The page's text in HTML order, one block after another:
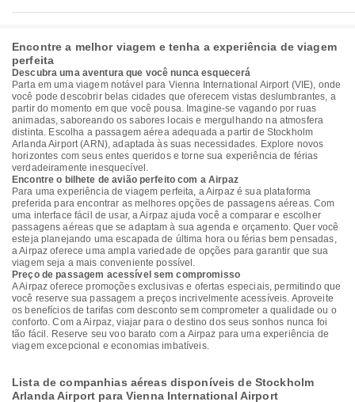
Encontre a melhor viagem e tenha a experiência de viagem
perfeita
Descubra uma aventura que você nunca esquecerá
Parta em uma viagem notável para Vienna International Airport (VIE), onde
você pode descobrir belas cidades que oferecem vistas deslumbrantes, a
partir do momento em que você pousa. Imagine-se vagando por ruas
animadas, saboreando os sabores locais e mergulhando na atmosfera
distinta. Escolha a passagem aérea adequada a partir de Stockholm
Arlanda Airport (ARN), adaptada às suas necessidades. Explore novos
horizontes com seus entes queridos e torne sua experiência de férias
verdadeiramente inesquecível.
Encontre o bilhete de avião perfeito com a Airpaz
Para uma experiência de viagem perfeita, a Airpaz é sua plataforma
preferida para encontrar as melhores opções de passagens aéreas. Com
uma interface fácil de usar, a Airpaz ajuda você a comparar e escolher
passagens aéreas que se adaptam à sua agenda e orçamento. Quer você
esteja planejando uma escapada de última hora ou férias bem pensadas,
a Airpaz oferece uma ampla variedade de opções para garantir que sua
viagem seja a mais conveniente possível.
Preço de passagem acessível sem compromisso
A Airpaz oferece promoções exclusivas e ofertas especiais, permitindo que
você reserve sua passagem a preços incrivelmente acessíveis. Aproveite
os benefícios de tarifas com desconto sem comprometer a qualidade ou o
conforto. Com a Airpaz, viajar para o destino dos seus sonhos nunca foi
tão fácil. Reserve seu voo barato com a Airpaz para uma experiência de
viagem excepcional e economias imbatíveis.
Lista de companhias aéreas disponíveis de Stockholm
Arlanda Airport para Vienna International Airport